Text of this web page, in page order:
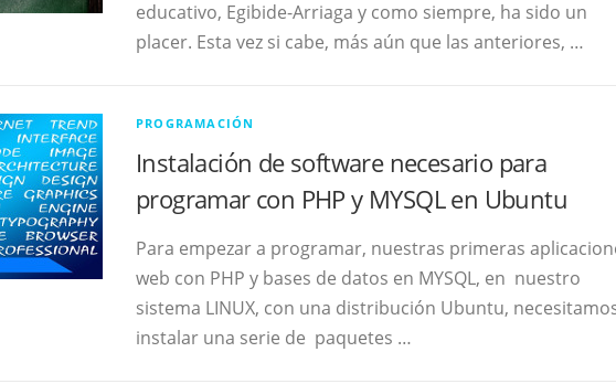
educativo, Egibide-Arriaga y como siempre, ha sido un
placer. Esta vez si cabe, más aún que las anteriores, …
PROGRAMACIÓN
Instalación de software necesario para
programar con PHP y MYSQL en Ubuntu
Para empezar a programar, nuestras primeras
web con PHP y bases de datos en MYSQL, en nuestro
sistema LINUX, con una distribución Ubuntu,
instalar una serie de paquetes …